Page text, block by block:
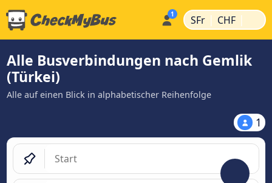
SFr | CHF |
Alle Busverbindungen nach Gemlik
(Türkei)
Alle auf einen Blick in alphabetischer Reihenfolge
1